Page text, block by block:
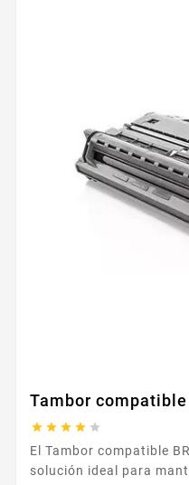
Tambor compatible
    
El Tambor compatible BROTHER DR-3100 es la
solución ideal para